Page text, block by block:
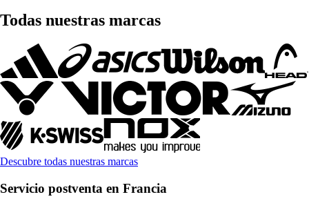
Todas nuestras marcas
Descubre todas nuestras marcas
Servicio postventa en Francia